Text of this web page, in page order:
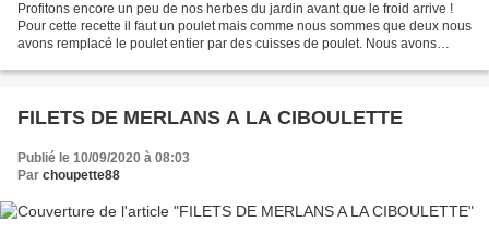
Profitons encore un peu de nos herbes du jardin avant que le froid arrive !
Pour cette recette il faut un poulet mais comme nous sommes que deux nous
avons remplacé le poulet entier par des cuisses de poulet. Nous avons
FILETS DE MERLANS A LA CIBOULETTE
Publié le 10/09/2020 à 08:03
Par choupette88